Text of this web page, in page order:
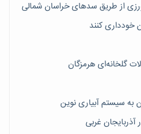
خودداری کنند
گلخانه‌ای هرمزگان